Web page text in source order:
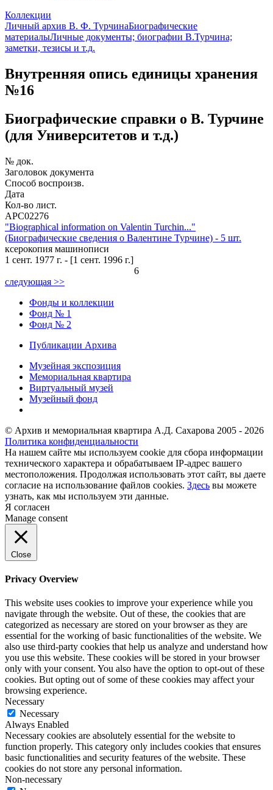
Коллекции
Личный архив В. Ф. ТурчинаБиографические
материалыЛичные документы; биографии В.Турчина;
заметки, тезисы и т.д.
Внутренняя опись единицы хранения
№16
Биографические справки о В. Турчине
(для Университетов и т.д.)
№ док.
Заголовок документа
Способ воспроизв.
Дата
Кол-во лист.
АРС02276
"Biographical information on Valentin Turchin..."
(Биографические сведения о Валентине Турчине) - 5 шт.
ксерокопия машинописи
1 сент. 1977 г. - [1 сент. 1996 г.]
6
следующая >>
Фонды и коллекции
Фонд № 1
Фонд № 2
Публикации Архива
Музейная экспозиция
Мемориальная квартира
Виртуальный музей
Музейный фонд
© Архив и мемориальная квартира А.Д. Сахарова 2005 - 2026
Политика конфиденциальности
На нашем сайте мы используем cookie для сбора информации
технического характера и обрабатываем IP-адрес вашего
местоположения. Продолжая использовать этот сайт, вы даете
согласие на использование файлов cookies. Здесь вы можете
узнать, как мы используем эти данные.
Я согласен
Manage consent
Close
Privacy Overview
This website uses cookies to improve your experience while you
navigate through the website. Out of these, the cookies that are
categorized as necessary are stored on your browser as they are
essential for the working of basic functionalities of the website. We
also use third-party cookies that help us analyze and understand how
you use this website. These cookies will be stored in your browser
only with your consent. You also have the option to opt-out of these
cookies. But opting out of some of these cookies may affect your
browsing experience.
Necessary
Necessary
Always Enabled
Necessary cookies are absolutely essential for the website to
function properly. This category only includes cookies that ensures
basic functionalities and security features of the website. These
cookies do not store any personal information.
Non-necessary